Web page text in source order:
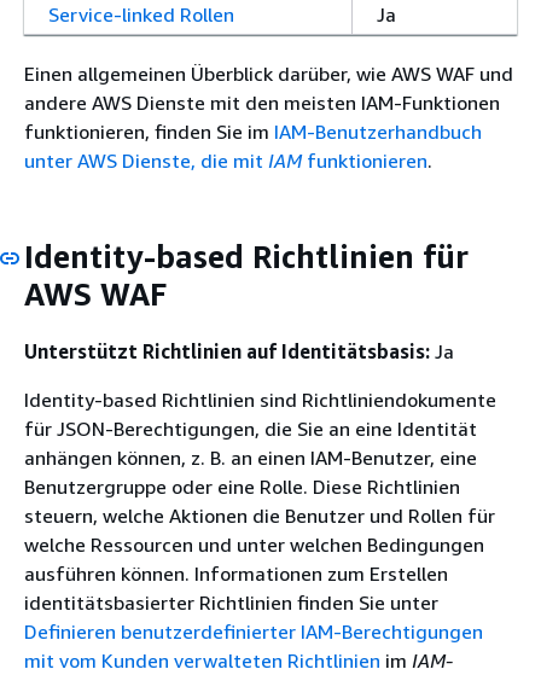
Service-linked Rollen
Ja
Einen allgemeinen Überblick darüber, wie AWS WAF und
andere AWS Dienste mit den meisten IAM-Funktionen
funktionieren, finden Sie im IAM-Benutzerhandbuch
unter AWS Dienste, die mit IAMfunktionieren.
Identity-based Richtlinien für
AWS WAF
Unterstützt Richtlinien auf Identitätsbasis: Ja
Identity-based Richtlinien sind Richtliniendokumente
für JSON-Berechtigungen, die Sie an eine Identität
anhängen können, z. B. an einen IAM-Benutzer, eine
Benutzergruppe oder eine Rolle. Diese Richtlinien
steuern, welche Aktionen die Benutzer und Rollen für
welche Ressourcen und unter welchen Bedingungen
ausführen können. Informationen zum Erstellen
identitätsbasierter Richtlinien finden Sie unter
Definieren benutzerdefinierter IAM-Berechtigungen
mit vom Kunden verwalteten Richtlinien im IAM-